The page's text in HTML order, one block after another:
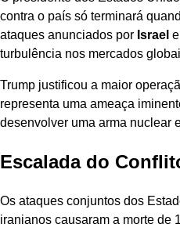
contra o país só terminará
ataques anunciados por Israel
turbulência nos mercados
Trump justificou a maior
representa uma ameaça
desenvolver uma arma nuclear
Escalada do
Os ataques conjuntos dos
iranianos causaram a morte de